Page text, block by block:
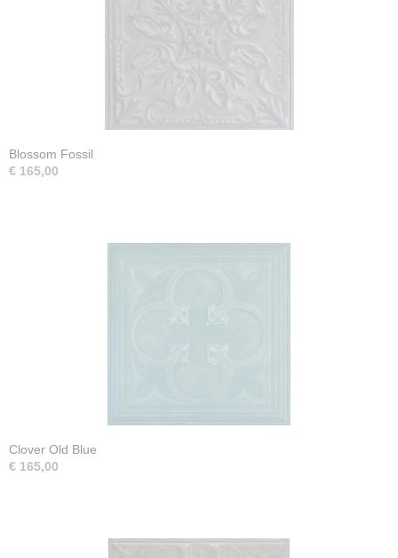
Blossom Fossil
€ 165,00
Clover Old Blue
€ 165,00